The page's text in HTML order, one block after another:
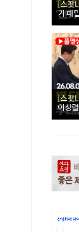
[스팟
기 패
[스팟
이상
직접